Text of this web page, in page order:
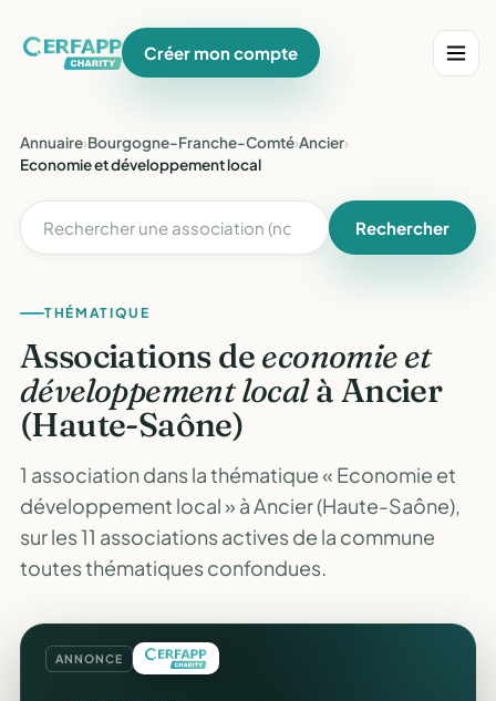
Créer mon compte
Annuaire›Bourgogne-Franche-Comté›Ancier›
Economie et développement local
Rechercher
THÉMATIQUE
Associations deeconomie et
développement localà Ancier
(Haute-Saône)
1 association dans la thématique « Economie et
développement local » à Ancier (Haute-Saône),
sur les 11 associations actives de la commune
toutes thématiques confondues.
ANNONCE